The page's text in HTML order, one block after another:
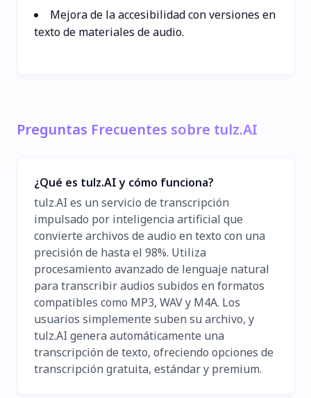
Mejora de la accesibilidad con versiones en
texto de materiales de audio.
Preguntas Frecuentes sobre tulz.AI
¿Qué es tulz.AI y cómo funciona?
tulz.AI es un servicio de transcripción
impulsado por inteligencia artificial que
convierte archivos de audio en texto con una
precisión de hasta el 98%. Utiliza
procesamiento avanzado de lenguaje natural
para transcribir audios subidos en formatos
compatibles como MP3, WAV y M4A. Los
usuarios simplemente suben su archivo, y
tulz.AI genera automáticamente una
transcripción de texto, ofreciendo opciones de
transcripción gratuita, estándar y premium.